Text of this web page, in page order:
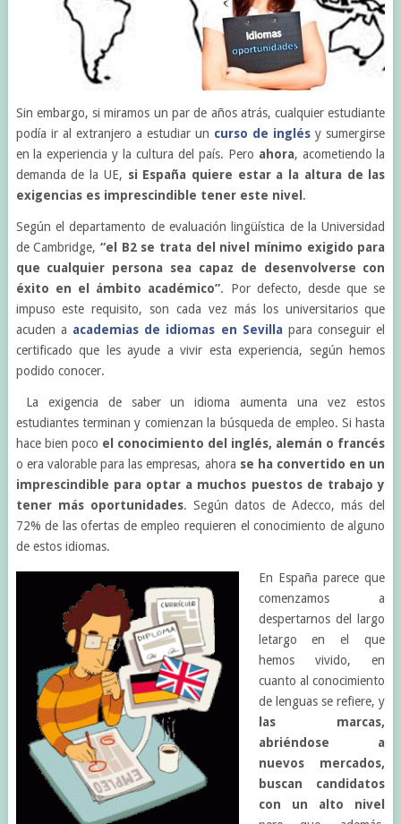
Sin embargo, si miramos un par de años atrás, cualquier estudiante
podía ir al extranjero a estudiar un curso de inglés y sumergirse
en la experiencia y la cultura del país. Pero ahora, acometiendo la
demanda de la UE, si España quiere estar a la altura de las
exigencias es imprescindible tener este nivel .
Según el departamento de evaluación lingüística de la Universidad
de Cambridge, “el B2 se trata del nivel mínimo exigido para
que cualquier persona sea capaz de desenvolverse con
éxito en el ámbito académico”. Por defecto, desde que se
impuso este requisito, son cada vez más los universitarios que
acuden a academias de idiomas en Sevillapara conseguir el
certificado que les ayude a vivir esta experiencia, según hemos
podido conocer.
La exigencia de saber un idioma aumenta una vez estos
estudiantes terminan y comienzan la búsqueda de empleo. Si hasta
hace bien poco el conocimiento del inglés, alemán o francés
o era valorable para las empresas, ahora se ha convertido en un
imprescindible para optar a muchos puestos de trabajo y
tener más oportunidades. Según datos de Adecco, más del
72% de las ofertas de empleo requieren el conocimiento de alguno
de estos idiomas.
En España parece que
comenzamos a
despertarnos del largo
letargo en el que
hemos vivido, en
cuanto al conocimiento
de lenguas se refiere, y
las marcas,
abriéndose a
nuevos mercados,
buscan candidatos
con un alto nivel